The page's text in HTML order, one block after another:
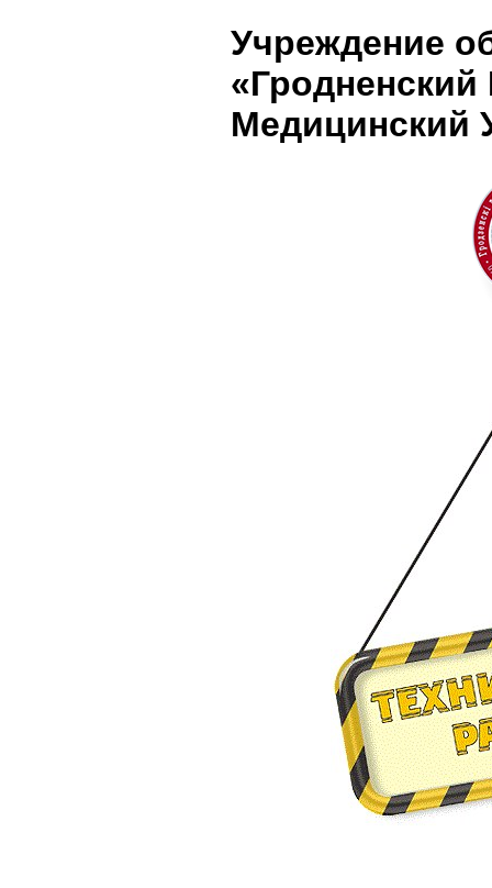
Учреждение
Медицинский